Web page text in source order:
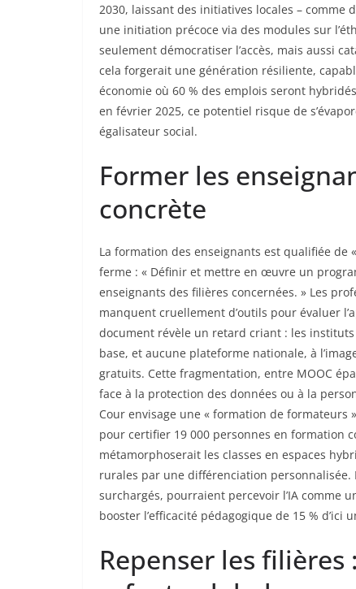
2030, laissant des initiatives locales – comme
une initiation précoce via des modules sur
seulement démocratiser l’accès, mais aussi
cela forgerait une génération résiliente,
économie où 60 % des emplois seront
en février 2025, ce potentiel risque de
égalisateur social.
Former les
concrète
La formation des enseignants est qualifiée de
ferme : « Définir et mettre en œuvre un
enseignants des filières concernées. » Les
manquent cruellement d’outils pour évaluer
document révèle un retard criant : les instituts
base, et aucune plateforme nationale, à
gratuits. Cette fragmentation, entre MOOC
face à la protection des données ou à la
Cour envisage une « formation de formateurs
pour certifier 19 000 personnes en formation
métamorphoserait les classes en espaces
rurales par une différenciation
surchargés, pourraient percevoir l’IA comme
booster l’efficacité pédagogique de 15 %
Repenser les